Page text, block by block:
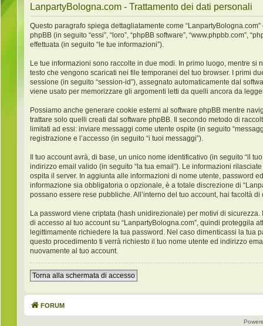
LanpartyBologna.com - Trattamento dei dati personali
Questo paragrafo spiega dettagliatamente come
phpBB (in seguito “essi”, “loro”, “phpBB software”, “www.phpbb.com”,
effettuata (in seguito “le tue informazioni”).
Le tue informazioni sono raccolte in due modi. In primo luogo, mentre
testo che vengono scaricati nei file temporanei del tuo browser. I primi
sessione (in seguito “session-id”), assegnato automaticamente dal
viene usato per memorizzare gli argomenti letti da quelli ancora da
Possiamo anche generare cookie esterni al software phpBB mentre
trattare solo quelli creati dal software phpBB. Il secondo metodo di
limitati ad essi: inviare messaggi come utente ospite (in seguito
registrazione e l’accesso (in seguito “i tuoi messaggi”).
Il tuo account avrà, di base, un unico nome identificativo (in seguito “il
indirizzo email valido (in seguito “la tua email”). Le informazioni
ospita il server. In aggiunta alle informazioni di nome utente, password
informazione sia obbligatoria o opzionale, è a totale discrezione di
possano essere rese pubbliche. All’interno del tuo account, hai facoltà
La password viene criptata (hash unidirezionale) per motivi di
di accesso al tuo account su “LanpartyBologna.com”, quindi proteggila
legittimamente richiedere la tua password. Nel caso dimenticassi la tua
questo procedimento ti verrà richiesto il tuo nome utente ed indirizzo
nuovamente al tuo account.
Torna alla schermata di accesso
FORUM